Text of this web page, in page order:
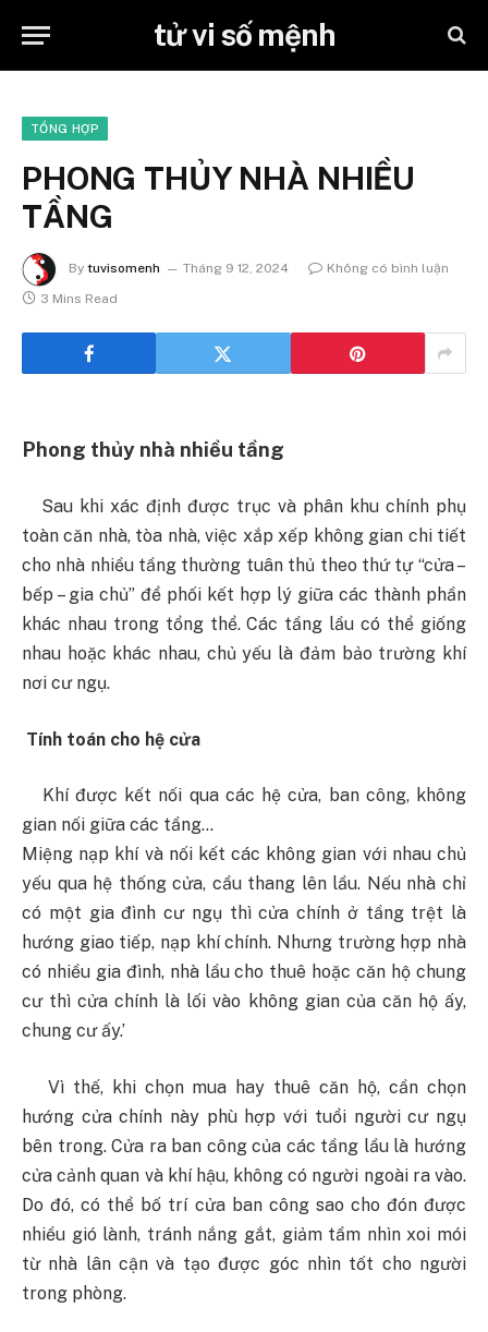
tử vi số mệnh
TỔNG HỢP
PHONG THỦY NHÀ NHIỀU
TẦNG
By tuvisomenh Tháng 9 12, 2024
Không có bình luận
3 Mins Read
Phong thủy nhà nhiều tầng
Sau khi xác định được trục và phân khu chính phụ
toàncăn nhà, tòa nhà, việc xắp xếp không gian chi tiết
cho nhà nhiều tầng thường tuân thủ theo thứ tự “cửa –
bếp – gia chủ” để phối kết hợp lý giữa các thành phần
khác nhau trong tổng thể. Các tầng lầu có thể giống
nhau hoặc khác nhau, chủ yếu là đảm bảo trường khí
nơi cư ngụ.
Tính toán cho hệ cửa
Khí được kết nối qua các hệ cửa, ban công, không
gian nối giữa các tầng…
Miệng nạp khí và nối kết các không gian với nhau chủ
yếu qua hệ thống cửa, cầu thang lên lầu. Nếu nhà chỉ
có một gia đình cư ngụ thì cửa chính ở tầng trệt là
hướng giao tiếp, nạp khí chính. Nhưng trường hợp nhà
có nhiều gia đình, nhà lầu cho thuê hoặc căn hộ chung
cư thì cửa chính là lối vào không gian của căn hộ ấy,
chung cư ấy.’
Vì thế, khi chọn mua hay thuê căn hộ, cần chọn
hướng cửa chính này phù hợp với tuổi người cư ngụ
bên trong. Cửa ra ban công của các tầng lầu là hướng
cửa cảnh quan và khí hậu, không có người ngoài ra vào.
Do đó, có thể bố trí cửa ban công sao cho đón được
nhiều gió lành, tránh nắng gắt, giảm tầm nhìn xoi mói
từ nhà lân cận và tạo được góc nhìn tốt cho người
trong phòng.